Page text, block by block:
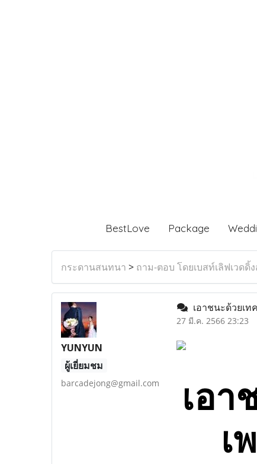
BestLove Package
กระดานสนทนา > ถาม-ตอบ โดยเบสท์เลิฟเวดดิ้
YUNYUN
ผู้เยี่ยมชม
barcadejong@gmail.com
เอาชนะด้วยเ
27 มี.ค. 2566 23:23
เอ
เ